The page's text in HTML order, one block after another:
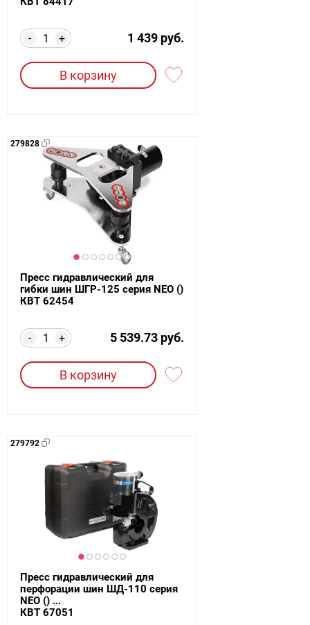
+
- 1 439 руб.
В корзину
279828
Пресс гидравлический для
гибки шин ШГР-125 серия NEO ()
КВТ 62454
+
- 5 539.73 руб.
В корзину
279792
Пресс гидравлический для
перфорации шин ШД-110 серия
NEO () ...
КВТ 67051